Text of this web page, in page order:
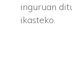
inguruan
ikasteko.